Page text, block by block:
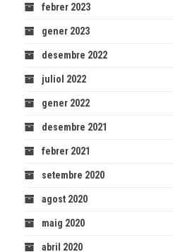
febrer 2023
gener 2023
desembre 2022
juliol 2022
gener 2022
desembre 2021
febrer 2021
setembre 2020
agost 2020
maig 2020
abril 2020